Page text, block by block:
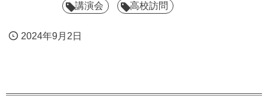
講演会 高校訪問
2024年9月2日